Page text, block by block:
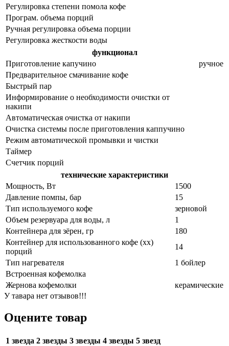
Регулировка степени помола кофе
Програм. объема порций
Ручная регулировка объема порции
Регулировка жесткости воды
функционал
Приготовление капучино
ручное
Предварительное смачивание кофе
Быстрый пар
Информирование о необходимости очистки от
накипи
Автоматическая очистка от накипи
Очистка системы после приготовления каппучино
Режим автоматической промывки и чистки
Таймер
Счетчик порций
технические характеристики
Мощность, Вт
1500
Давление помпы, бар
15
Тип используемого кофе
зерновой
Объем резервуара для воды, л
1
Контейнера для зёрен, гр
180
Контейнер для использованного кофе (хх)
порций
14
Тип нагревателя
1 бойлер
Встроенная кофемолка
Жернова кофемолки
керамические
У тавара нет отзывов!!!
Оцените товар
1 звезда 2 звезды 3 звезды 4 звезды 5 звезд